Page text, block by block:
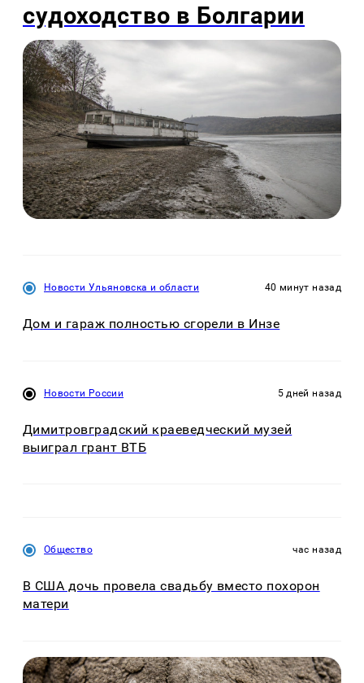
судоходство в Болгарии
Новости Ульяновска и области 40 минут назад
Дом и гараж полностью сгорели в Инзе
Новости России 5 дней назад
Димитровградский краеведческий музей
выиграл грант ВТБ
Общество час назад
В США дочь провела свадьбу вместо похорон
матери